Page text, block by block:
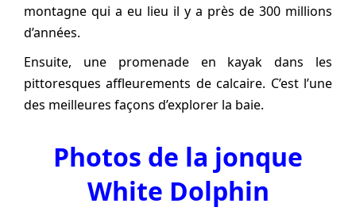
montagne qui a eu lieu il y a près de 300 millions
d’années.
Ensuite, une promenade en kayak dans les
pittoresques affleurements de calcaire. C’est l’une
des meilleures façons d’explorer la baie.
Photos de la jonque
White Dolphin